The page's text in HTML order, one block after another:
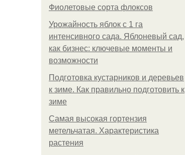
Фиолетовые сорта флоксов
Урожайность яблок с 1 га
интенсивного сада. Яблоневый сад,
как бизнес: ключевые моменты и
возможности
Подготовка кустарников и деревьев
к зиме. Как правильно подготовить к
зиме
Самая высокая гортензия
метельчатая. Характеристика
растения